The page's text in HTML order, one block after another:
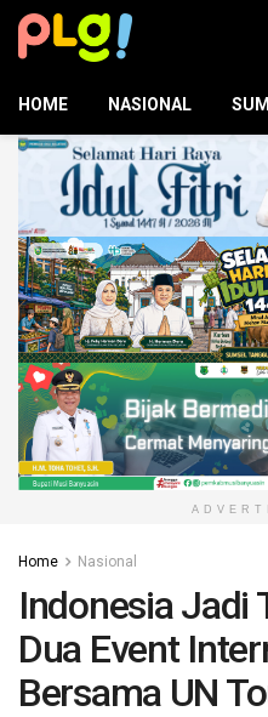
HOME NASIONAL
Home Nasional
Indonesia Jadi
Dua Event
Bersama UN